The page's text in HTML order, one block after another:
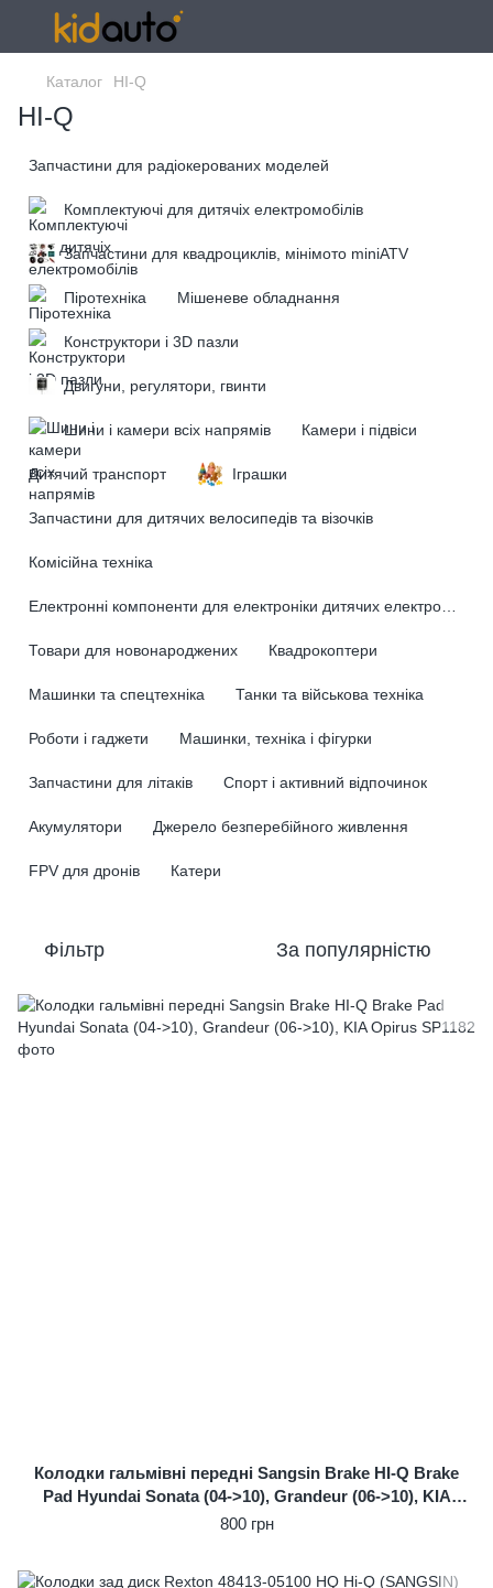
Каталог HI-Q
HI-Q
Запчастини для радіокерованих моделей
Комплектуючі для дитячіх електромобілів
Запчастини для квадроциклів, мінімото miniATV
Піротехніка Мішеневе обладнання
Конструктори і 3D пазли
Двигуни, регулятори, гвинти
Шини і камери всіх напрямів Камери і підвіси
Дитячий транспорт Іграшки
Запчастини для дитячих велосипедів та візочків
Комісійна техніка
Товари для новонароджених Квадрокоптери
Машинки та спецтехніка Танки та військова техніка
Роботи і гаджети Машинки, техніка і фігурки
Запчастини для літаків Спорт і активний відпочинок
Акумулятори Джерело безперебійного живлення
FPV для дронів Катери
Фільтр За популярністю
Колодки гальмівні передні Sangsin Brake HI-Q Brake
Pad Hyundai Sonata (04->10), Grandeur (06->10), KIA
Opirus
800 грн